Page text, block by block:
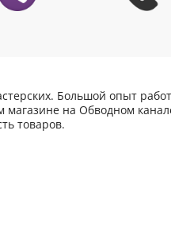
Большой опыт
на Обводном
товаров.